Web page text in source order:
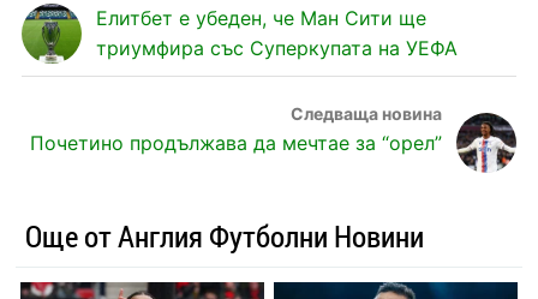
Елитбет е убеден, че Ман Сити ще
триумфира със Суперкупата на УЕФА
Почетино продължава да мечтае за “орел”
Още от Англия Футболни Новини